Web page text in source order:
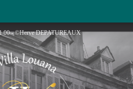
23"
00 - ©Herve DEPATUREAUX